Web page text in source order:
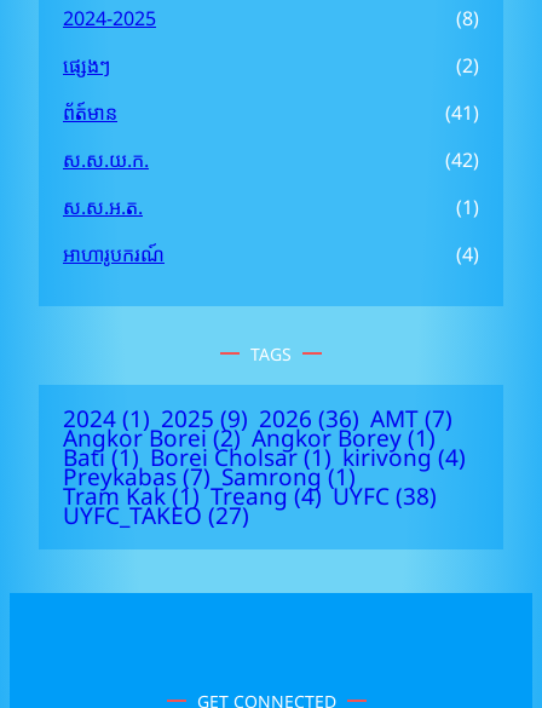
2024-2025
(8)
ផ្សេងៗ
(2)
ព័ត៍មាន
(41)
ស.ស.យ.ក.
(42)
ស.ស.អ.ត.
(1)
អាហារូបករណ៍
(4)
TAGS
2024 (1) 2025 (9) 2026 (36) AMT (7)
Angkor Borei (2) Angkor Borey (1)
Bati (1) Borei Cholsar (1) kirivong (4)
Preykabas (7) Samrong (1)
Tram Kak (1) Treang (4) UYFC (38)
UYFC_TAKEO (27)
GET CONNECTED